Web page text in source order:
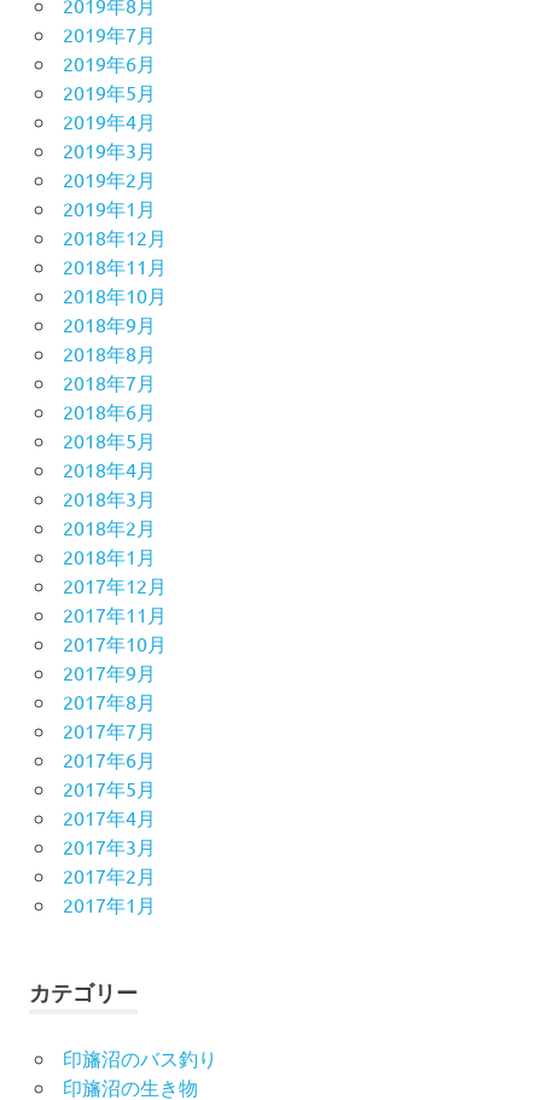
2019年7月
2019年6月
2019年5月
2019年4月
2019年3月
2019年2月
2019年1月
2018年12月
2018年11月
2018年10月
2018年9月
2018年8月
2018年7月
2018年6月
2018年5月
2018年4月
2018年3月
2018年2月
2018年1月
2017年12月
2017年11月
2017年10月
2017年9月
2017年8月
2017年7月
2017年6月
2017年5月
2017年4月
2017年3月
2017年2月
2017年1月
カテゴリー
印旛沼のバス釣り
印旛沼の生き物